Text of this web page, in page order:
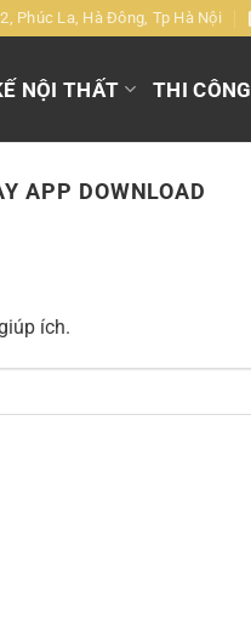
Phúc La, Hà Đông, Tp Hà Nội
NỘI THẤT THI CÔNG
APP DOWNLOAD
ích.